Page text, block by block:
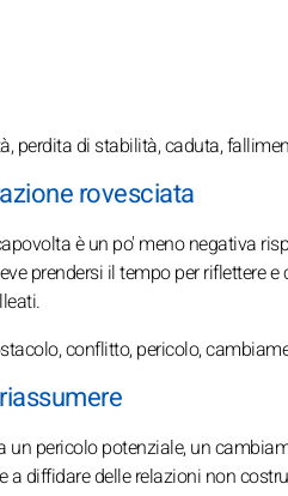
perdita di stabilità, caduta,
rovesciata
è un po' meno negativa
prendersi il tempo per riflettere
conflitto, pericolo,
un pericolo potenziale, un
a diffidare delle relazioni non